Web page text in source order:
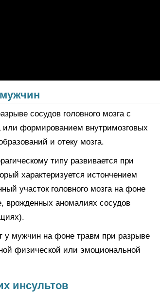
сосудов головного мозга с
формированием внутримозговых
и отеку мозга.
типу развивается при
характеризуется истончением
участок головного мозга на фоне
врожденных аномалиях сосудов
у мужчин на фоне травм при разрыве
физической или эмоциональной
инсультов